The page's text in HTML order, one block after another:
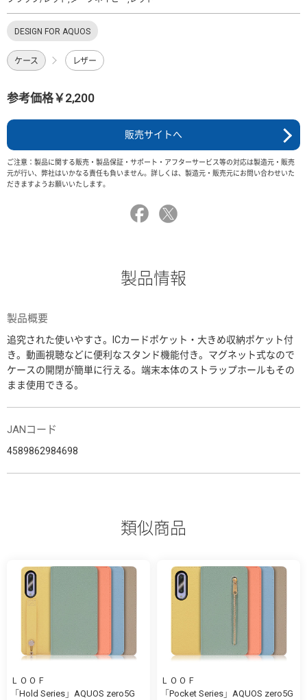
DESIGN FOR AQUOS
ケース レザー
参考価格￥2,200
販売サイトへ
ご注意：製品に関する販売・製品保証・サポート・アフターサービス等の対応は製造元・販売
元が行い、弊社はいかなる責任も負いません。詳しくは、製造元・販売元にお問い合わせいた
だきますようお願いいたします。
製品情報
製品概要
追究された使いやすさ。ICカードポケット・大きめ収納ポケット付
き。動画視聴などに便利なスタンド機能付き。マグネット式なので
ケースの開閉が簡単に行える。端末本体のストラップホールもその
まま使用できる。
JANコード
4589862984698
類似商品
ＬＯＯＦ
「Hold Series」AQUOS zero5G
ＬＯＯＦ
「Pocket Series」AQUOS zero5G